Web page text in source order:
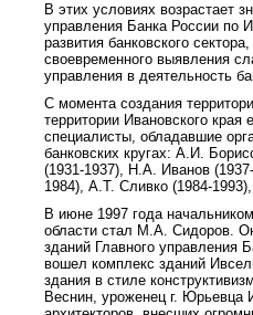
В этих условиях возрастает
управления Банка России по
развития банковского
своевременного выявления
управления в деятельность
С момента создания
территории Ивановского
специалисты, обладавшие
банковских кругах: А.И.
(1931-1937), Н.А. Иванов
1984), А.Т. Сливко (1984-
В июне 1997 года
области стал М.А. Сидоров.
зданий Главного управления
вошел комплекс зданий
здания в стиле
Веснин, уроженец г. Юрьевца